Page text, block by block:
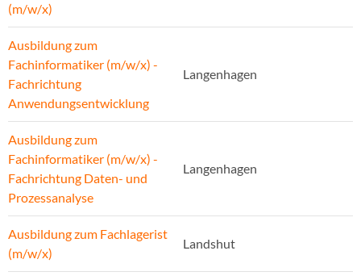
(m/w/x)
Ausbildung zum
Fachinformatiker (m/w/x) -
Fachrichtung
Anwendungsentwicklung
Langenhagen
Ausbildung zum
Fachinformatiker (m/w/x) -
Fachrichtung Daten- und
Prozessanalyse
Langenhagen
Ausbildung zum Fachlagerist
(m/w/x)
Landshut